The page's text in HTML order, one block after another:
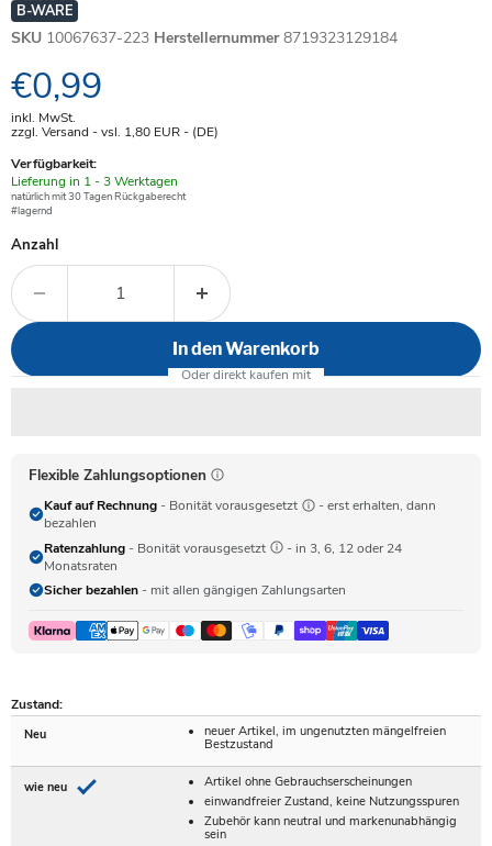
B-WARE
SKU 10067637-223 Herstellernummer 8719323129184
Aktueller Preis
€0,99
inkl. MwSt.
zzgl. Versand - vsl. 1,80 EUR- (DE)
Verfügbarkeit:
Verfügbar
-
Lieferung in 1 - 3 Werktagen
natürlich mit 30 Tagen Rückgaberecht
#lagernd
Anzahl
In den Warenkorb
Flexible Zahlungsoptionen
Kauf auf Rechnung - Bonität vorausgesetzt
- erst erhalten, dann
bezahlen
Ratenzahlung - Bonität vorausgesetzt
- in 3, 6, 12 oder 24
Monatsraten
Sicher bezahlen - mit allen gängigen Zahlungsarten
Zustand:
Neu
neuer Artikel, im ungenutzten mängelfreien
Bestzustand
wie neu
Artikel ohne Gebrauchserscheinungen
einwandfreier Zustand, keine Nutzungsspuren
Zubehör kann neutral und markenunabhängig
sein